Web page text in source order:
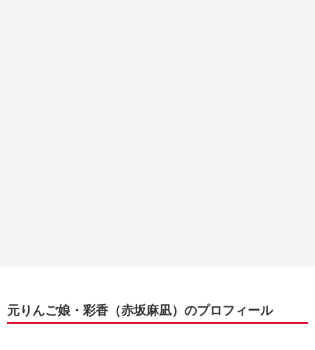
元りんご娘・彩香（赤坂麻凪）のプロフィール